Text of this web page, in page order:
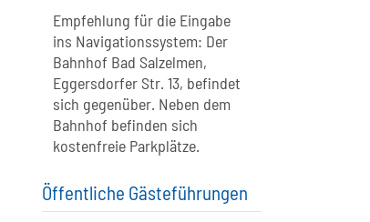
Empfehlung für die Eingabe
ins Navigationssystem: Der
Bahnhof Bad Salzelmen,
Eggersdorfer Str. 13, befindet
sich gegenüber. Neben dem
Bahnhof befinden sich
kostenfreie Parkplätze.
Öffentliche Gästeführungen